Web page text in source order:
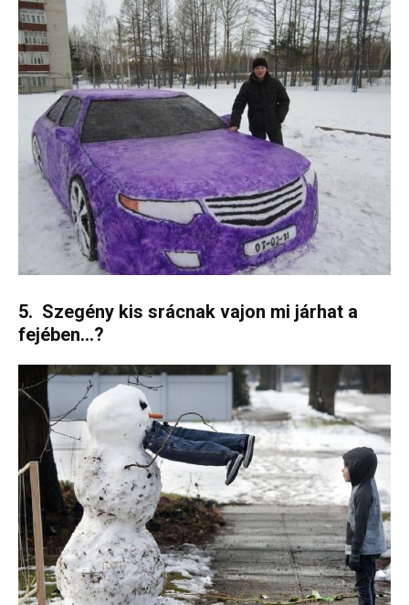
5. Szegény kis srácnak vajon mi járhat a
fejében…?